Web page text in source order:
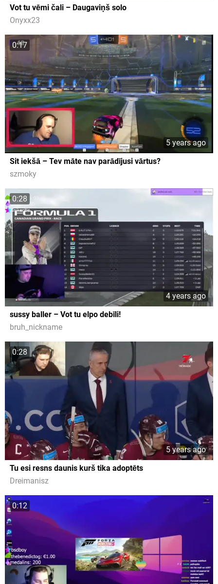
Vot tu vēmi čali – Daugaviņš solo
Onyxx23
0:17
5 years ago
Sit iekšā – Tev māte nav parādījusi vārtus?
szmoky
0:28
4 years ago
sussy baller – Vot tu elpo debīli!
bruh_nickname
0:28
5 years ago
Tu esi resns daunis kurš tika adoptēts
Dreimanisz
0:12